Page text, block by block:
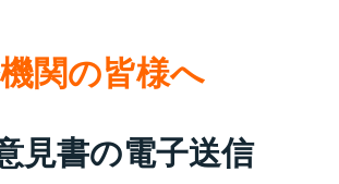
関の皆様へ
見書の電子送信